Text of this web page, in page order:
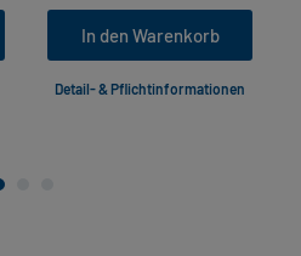
In den Warenkorb
Detail- & Pflichtinformationen